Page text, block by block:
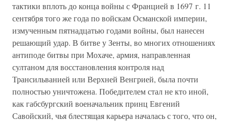
тактики вплоть до конца войны с Францией в 1697 г. 11
сентября того же года по войскам Османской империи,
измученным пятнадцатью годами войны, был нанесен
решающий удар. В битве у Зенты, во многих отношениях
антиподе битвы при Мохаче, армия, направленная
султаном для восстановления контроля над
Трансильванией или Верхней Венгрией, была почти
полностью уничтожена. Победителем стал не кто иной,
как габсбургский военачальник принц Евгений
Савойский, чья блестящая карьера началась с того, что он,